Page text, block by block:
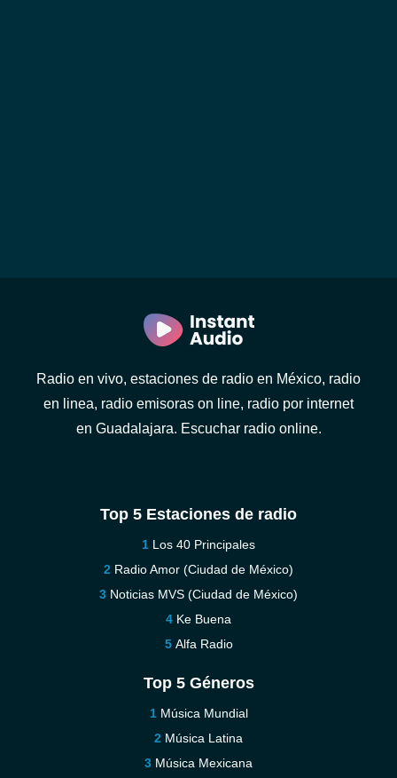
Radio en vivo, estaciones de radio en México, radio
en linea, radio emisoras on line, radio por internet
en Guadalajara. Escuchar radio online.
Top 5 Estaciones de radio
Los 40 Principales
Radio Amor (Ciudad de México)
Noticias MVS (Ciudad de México)
Ke Buena
Alfa Radio
Top 5 Géneros
Música Mundial
Música Latina
Música Mexicana